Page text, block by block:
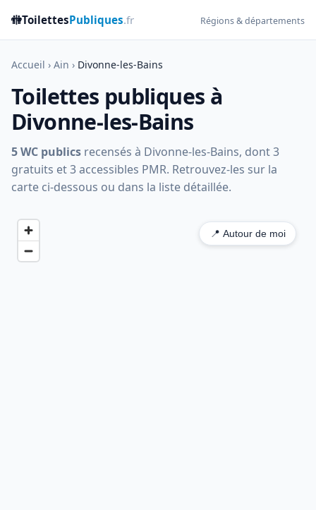
🚻ToilettesPubliques.fr Régions & départements
Accueil › Ain › Divonne-les-Bains
Toilettes publiques à
Divonne-les-Bains
5 WC publics recensés à Divonne-les-Bains, dont 3
gratuits et 3 accessibles PMR. Retrouvez-les sur la
carte ci-dessous ou dans la liste détaillée.
📍 Autour de moi